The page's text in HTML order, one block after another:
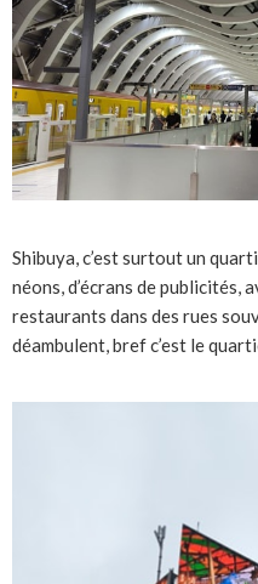
Shibuya, c’est surtout un
néons, d’écrans de publicités,
restaurants dans des rues
déambulent, bref c’est le